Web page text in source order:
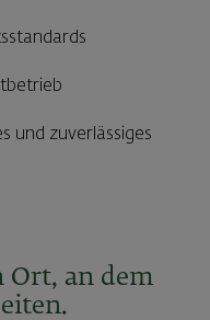
und zuverlässiges
Ort, an dem